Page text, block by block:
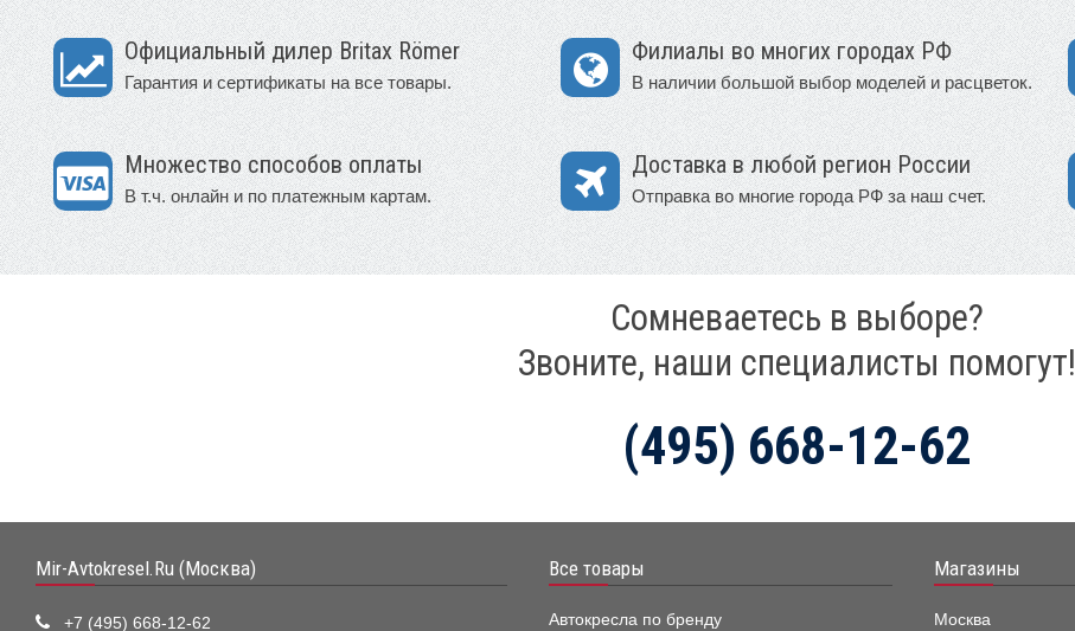
Официальный дилер Britax Römer
Гарантия и сертификаты на все товары.
Филиалы во многих городах РФ
В наличии большой выбор моделей и расцветок.
Множество способов оплаты
В т.ч. онлайн и по платежным картам.
Доставка в любой регион России
Отправка во многие города РФ за наш счет.
Сомневаетесь в выборе?
Звоните, наши специалисты помогут!
(495) 668-12-62
Mir-Avtokresel.Ru (Москва)
+7 (495) 668-12-62
Все товары
Автокресла по бренду
Магазины
Москва